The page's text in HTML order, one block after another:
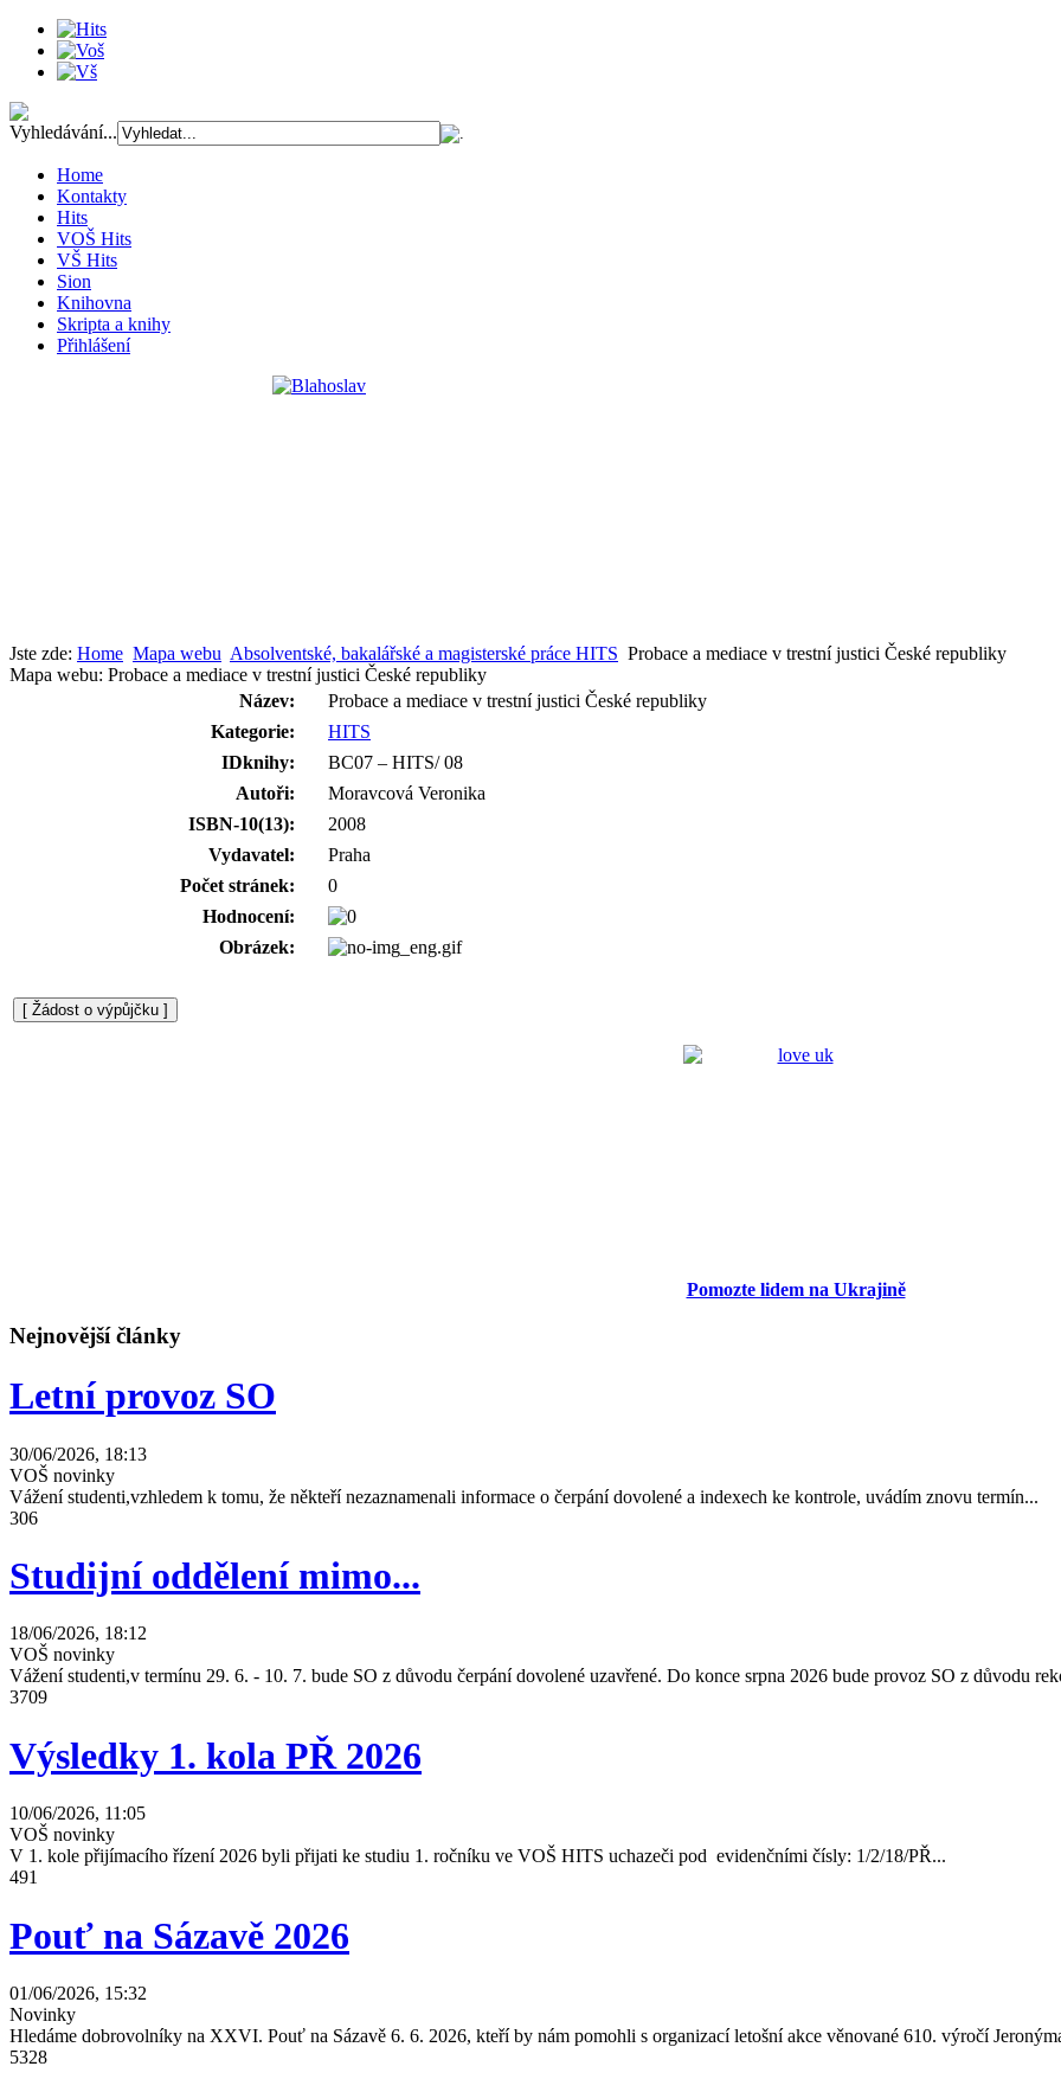
Vyhledávání...
Home
Kontakty
Hits
VOŠ Hits
VŠ Hits
Sion
Knihovna
Skripta a knihy
Přihlášení
Jste zde: Home Mapa webu Absolventské, bakalářské a magisterské práce HITS Probace a mediace v trestní justici České republiky
Mapa webu: Probace a mediace v trestní justici České republiky
Název:
Probace a mediace v trestní justici České republiky
Kategorie:
HITS
IDknihy:
BC07 – HITS/ 08
Autoři:
Moravcová Veronika
ISBN-10(13):
2008
Vydavatel:
Praha
Počet stránek:
0
Hodnocení:
Obrázek:
Pomozte lidem na Ukrajině
Nejnovější články
Letní provoz SO
30/06/2026, 18:13
VOŠ novinky
Vážení studenti,vzhledem k tomu, že někteří nezaznamenali informace o čerpání dovolené a indexech ke kontrole, uvádím znovu termín...
306
Studijní oddělení mimo...
18/06/2026, 18:12
VOŠ novinky
Vážení studenti,v termínu 29. 6. - 10. 7. bude SO z důvodu čerpání dovolené uzavřené. Do konce srpna 2026 bude provoz SO z důvodu
3709
Výsledky 1. kola PŘ 2026
10/06/2026, 11:05
VOŠ novinky
V 1. kole přijímacího řízení 2026 byli přijati ke studiu 1. ročníku ve VOŠ HITS uchazeči pod evidenčními čísly: 1/2/18/PŘ...
491
Pouť na Sázavě 2026
01/06/2026, 15:32
Novinky
Hledáme dobrovolníky na XXVI. Pouť na Sázavě 6. 6. 2026, kteří by nám pomohli s organizací letošní akce věnované 610. výročí
5328